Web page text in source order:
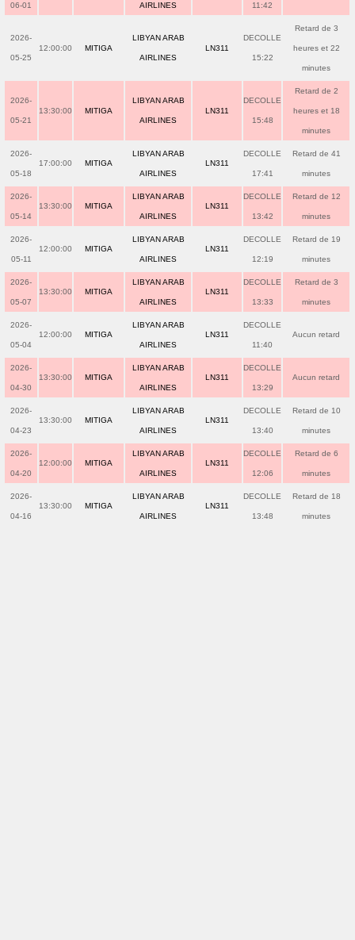
06-01 AIRLINES 11:42
2026-
05-25
12:00:00 MITIGA
LIBYAN ARAB
AIRLINES
LN311
DECOLLE
15:22
Retard de 3
heures et 22
minutes
2026-
05-21
13:30:00 MITIGA
LIBYAN ARAB
AIRLINES
LN311
DECOLLE
15:48
Retard de 2
heures et 18
minutes
2026-
05-18
17:00:00 MITIGA
LIBYAN ARAB
AIRLINES
LN311
DECOLLE
17:41
Retard de 41
minutes
2026-
05-14
13:30:00 MITIGA
LIBYAN ARAB
AIRLINES
LN311
DECOLLE
13:42
Retard de 12
minutes
2026-
05-11
12:00:00 MITIGA
LIBYAN ARAB
AIRLINES
LN311
DECOLLE
12:19
Retard de 19
minutes
2026-
05-07
13:30:00 MITIGA
LIBYAN ARAB
AIRLINES
LN311
DECOLLE
13:33
Retard de 3
minutes
2026-
05-04
12:00:00 MITIGA
LIBYAN ARAB
AIRLINES
LN311
DECOLLE
11:40
Aucun retard
2026-
04-30
13:30:00 MITIGA
LIBYAN ARAB
AIRLINES
LN311
DECOLLE
13:29
Aucun retard
2026-
04-23
13:30:00 MITIGA
LIBYAN ARAB
AIRLINES
LN311
DECOLLE
13:40
Retard de 10
minutes
2026-
04-20
12:00:00 MITIGA
LIBYAN ARAB
AIRLINES
LN311
DECOLLE
12:06
Retard de 6
minutes
2026-
04-16
13:30:00 MITIGA
LIBYAN ARAB
AIRLINES
LN311
DECOLLE
13:48
Retard de 18
minutes